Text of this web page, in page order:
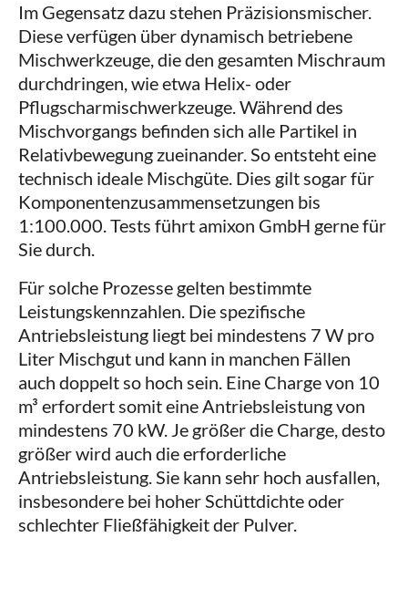
Im Gegensatz dazu stehen Präzisionsmischer.
Diese verfügen über dynamisch betriebene
Mischwerkzeuge, die den gesamten Mischraum
durchdringen, wie etwa Helix- oder
Pflugscharmischwerkzeuge. Während des
Mischvorgangs befinden sich alle Partikel in
Relativbewegung zueinander. So entsteht eine
technisch ideale Mischgüte. Dies gilt sogar für
Komponentenzusammensetzungen bis
1:100.000. Tests führt amixon GmbH gerne für
Sie durch.
Für solche Prozesse gelten bestimmte
Leistungskennzahlen. Die spezifische
Antriebsleistung liegt bei mindestens 7 W pro
Liter Mischgut und kann in manchen Fällen
auch doppelt so hoch sein. Eine Charge von 10
m³ erfordert somit eine Antriebsleistung von
mindestens 70 kW. Je größer die Charge, desto
größer wird auch die erforderliche
Antriebsleistung. Sie kann sehr hoch ausfallen,
insbesondere bei hoher Schüttdichte oder
schlechter Fließfähigkeit der Pulver.